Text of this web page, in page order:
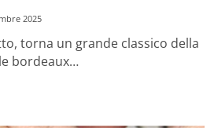
2025
torna un grande classico della
bordeaux…